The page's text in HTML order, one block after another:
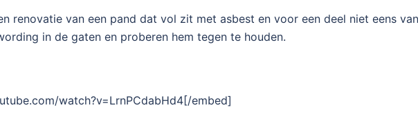
renovatie van een pand dat vol zit met asbest en voor een deel niet eens
in de gaten en proberen hem tegen te houden.
watch?v=LrnPCdabHd4[/embed]